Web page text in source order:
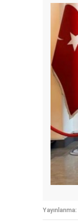
Yayınlanma: